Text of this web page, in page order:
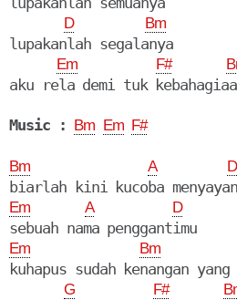
D Bm
lupakanlah segalanya
Em F#
aku rela demi tuk
Music : Bm Em F#
Bm A D
Em A D
Em Bm
kuhapus sudah kenangan
G F#